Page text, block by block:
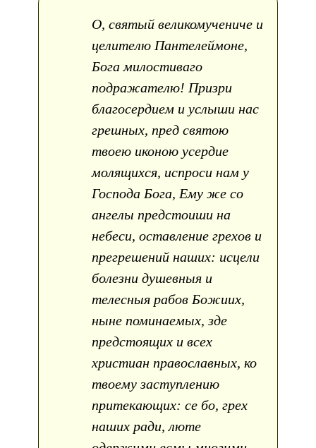
О, святый великомучениче и
целителю Пантелеймоне,
Бога милостиваго
подражателю! Призри
благосердием и услыши нас
грешных, пред святою
твоею иконою усердие
молящихся, испроси нам у
Господа Бога, Ему же со
ангелы предстоиши на
небеси, оставление грехов и
прегрешений наших: исцели
болезни душевныя и
телесныя рабов Божиих,
ныне поминаемых, зде
предстоящих и всех
христиан православных, ко
твоему заступлению
притекающих: се бо, грех
наших ради, люте